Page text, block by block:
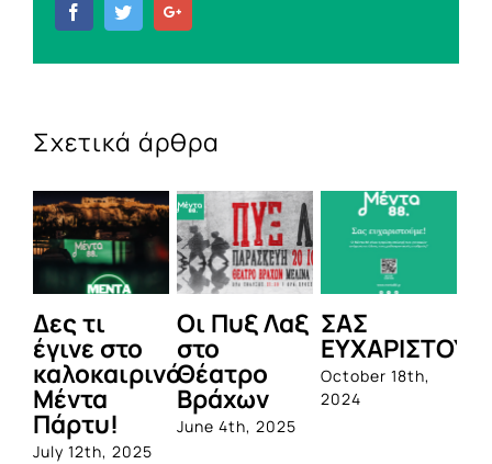
FacebookTwitter
Σχετικά άρθρα
Δες τι
έγινε στο
καλοκαιρινό
Μέντα
Πάρτυ!
July 12th, 2025
Οι Πυξ Λαξ
στο
Θέατρο
Βράχων
June 4th, 2025
ΣΑΣ
October 18th,
2024